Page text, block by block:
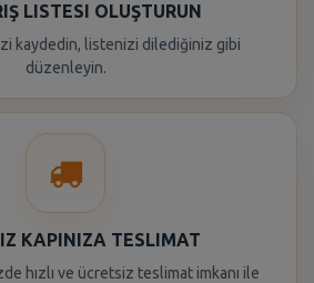
LISTESI OLUŞTURUN
kaydedin, listenizi dilediğiniz gibi
düzenleyin.
KAPINIZA TESLIMAT
hızlı ve ücretsiz teslimat imkanı ile